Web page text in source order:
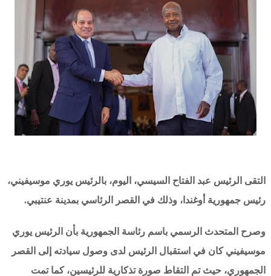
التقى الرئيس عبد الفتاح السيسي، اليوم، بالرئيس يوري موسيفيني،
رئيس جمهورية أوغندا، وذلك في القصر الرئاسي بمدينة عنتيبي.
وصرح المتحدث الرسمي باسم رئاسة الجمهورية بأن الرئيس يوري
موسيفيني كان في استقبال الرئيس لدى وصول سيادته إلى القصر
الجمهوري، حيث تم التقاط صورة تذكارية للرئيسين، كما تمت